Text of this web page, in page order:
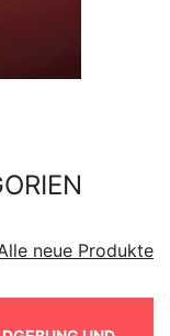
neue Produkte